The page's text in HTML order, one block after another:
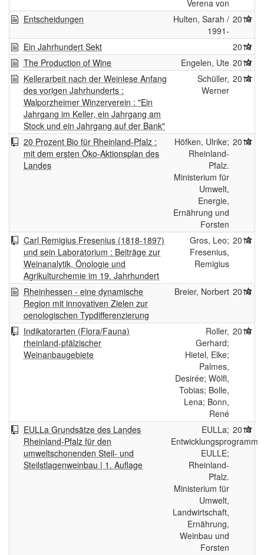
Verena von
Entscheidungen
Hulten, Sarah /
1991-
2019
Ein Jahrhundert Sekt
2019
The Production of Wine
Engelen, Ute 2019
Kellerarbeit nach der Weinlese Anfang
des vorigen Jahrhunderts :
Walporzheimer Winzerverein : "Ein
Jahrgang im Keller, ein Jahrgang am
Stock und ein Jahrgang auf der Bank"
Schüller,
Werner
2018
20 Prozent Bio für Rheinland-Pfalz :
mit dem ersten Öko-Aktionsplan des
Landes
Höfken, Ulrike;
Rheinland-
Pfalz.
Ministerium für
Umwelt,
Energie,
Ernährung und
Forsten
2018
Carl Remigius Fresenius (1818-1897)
und sein Laboratorium : Beiträge zur
Weinanalytik, Önologie und
Agrikulturchemie im 19. Jahrhundert
Gros, Leo;
Fresenius,
Remigius
2018
Rheinhessen - eine dynamische
Region mit innovativen Zielen zur
oenologischen Typdifferenzierung
Breier, Norbert 2016
Indikatorarten (Flora/Fauna)
rheinland-pfälzischer
Weinanbaugebiete
Roller,
Gerhard;
Hietel, Elke;
Palmes,
Desirée; Wölfl,
Tobias; Bolle,
Lena; Bonn,
René
2016
EULLa Grundsätze des Landes
Rheinland-Pfalz für den
umweltschonenden Steil- und
Steilstlagenweinbau | 1. Auflage
EULLa;
Entwicklungsprogramm
EULLE;
Rheinland-
Pfalz.
Ministerium für
Umwelt,
Landwirtschaft,
Ernährung,
Weinbau und
Forsten
2015